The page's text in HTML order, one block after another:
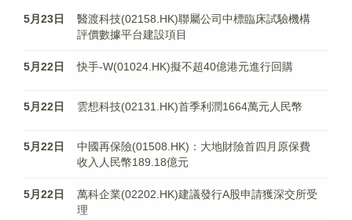
5月23日
醫渡科技(02158.HK)聯屬公司中標臨床試驗機構
評價數據平台建設項目
5月22日 快手-W(01024.HK)擬不超40億港元進行回購
5月22日 雲想科技(02131.HK)首季利潤1664萬元人民幣
5月22日
中國再保險(01508.HK)：大地財險首四月原保費
收入人民幣189.18億元
5月22日
萬科企業(02202.HK)建議發行A股申請獲深交所受
理